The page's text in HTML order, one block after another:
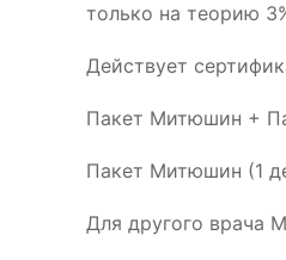
только на теорию
Действует
Пакет Митюшин +
Пакет Митюшин (1
Для другого врача